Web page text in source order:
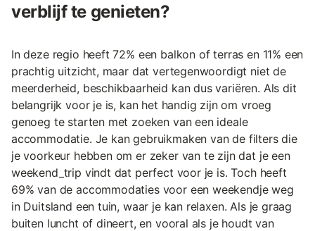
verblijf te genieten?
In deze regio heeft 72% een balkon of terras en 11% een
prachtig uitzicht, maar dat vertegenwoordigt niet de
meerderheid, beschikbaarheid kan dus variëren. Als dit
belangrijk voor je is, kan het handig zijn om vroeg
genoeg te starten met zoeken van een ideale
accommodatie. Je kan gebruikmaken van de filters die
je voorkeur hebben om er zeker van te zijn dat je een
weekend_trip vindt dat perfect voor je is. Toch heeft
69% van de accommodaties voor een weekendje weg
in Duitsland een tuin, waar je kan relaxen. Als je graag
buiten luncht of dineert, en vooral als je houdt van